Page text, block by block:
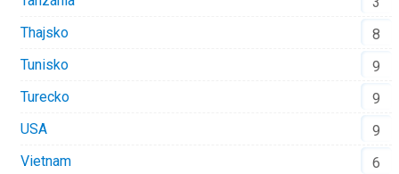
Thajsko
8
Tunisko
9
Turecko
9
USA
9
Vietnam
6